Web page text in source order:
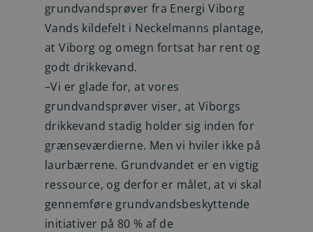
grundvandsprøver fra Energi Viborg
Vands kildefelt i Neckelmanns plantage,
at Viborg og omegn fortsat har rent og
godt drikkevand.
–Vi er glade for, at vores
grundvandsprøver viser, at Viborgs
drikkevand stadig holder sig inden for
grænseværdierne. Men vi hviler ikke på
laurbærrene. Grundvandet er en vigtig
ressource, og derfor er målet, at vi skal
gennemføre grundvandsbeskyttende
initiativer på 80 % af de